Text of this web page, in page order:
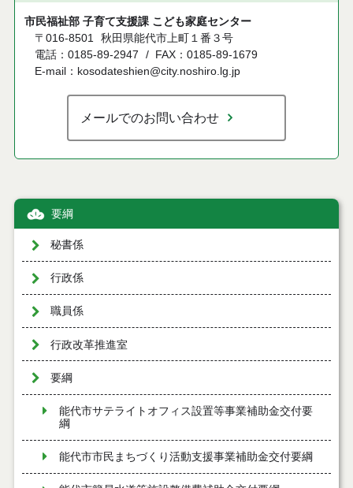
市民福祉部 子育て支援課 こども家庭センター
〒016-8501
秋田県能代市上町１番３号
電話：0185-89-2947
FAX：0185-89-1679
E-mail：kosodateshien@city.noshiro.lg.jp
メールでのお問い合わせ
要綱
秘書係
行政係
職員係
行政改革推進室
要綱
能代市サテライトオフィス設置等事業補助金交付要
綱
能代市市民まちづくり活動支援事業補助金交付要綱